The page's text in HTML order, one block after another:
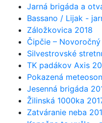
Jarná brigáda a
Bassano / Lijak -
Záložkovica 2018
Čipčie –
Silvestrovské
TK padákov Axis
Pokazená
Jesenná brigáda
Žilinská 1000ka
Zatváranie neba